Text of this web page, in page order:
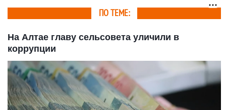
ПО ТЕМЕ:
На Алтае главу сельсовета уличили в
коррупции